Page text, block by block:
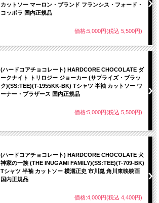
カットソー マーロン・ブランド フランシス・フォード・
コッポラ 国内正規品
価格:5,000円(税込 5,500円)
(ハードコアチョコレート) HARDCORE CHOCOLATE ダ
ークナイト トリロジー ジョーカー (サプライズ・ブラッ
ク)(SS:TEE)(T-1955KK-BK) Tシャツ 半袖 カットソー ワ
ーナー・ブラザース 国内正規品
価格:5,000円(税込 5,500円)
(ハードコアチョコレート) HARDCORE CHOCOLATE 犬
神家の一族 (THE INUGAMI FAMILY)(SS:TEE)(T-709-BK)
Tシャツ 半袖 カットソー 横溝正史 市川崑 角川東映映画
国内正規品
価格:4,000円(税込 4,400円)